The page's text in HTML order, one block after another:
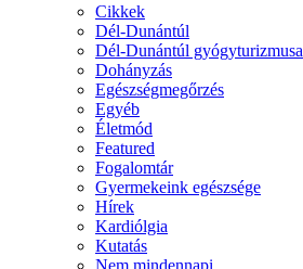
Cikkek
Dél-Dunántúl
Dél-Dunántúl gyógyturizmusa
Dohányzás
Egészségmegőrzés
Egyéb
Életmód
Featured
Fogalomtár
Gyermekeink egészsége
Hírek
Kardiólgia
Kutatás
Nem mindennapi